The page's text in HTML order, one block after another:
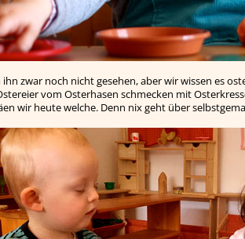
zwar noch nicht gesehen, aber wir wissen es
vom Osterhasen schmecken mit
wir heute welche. Denn nix geht über